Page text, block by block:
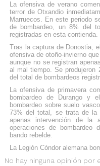
La ofensiva de verano
terror de Otxandio
Marruecos. En este periodo
de bombardeo, un 8% del
registradas en esta contienda.
Tras la captura deDonostia,
ofensiva de otoño-invierno
aunque no se registran
al mal tiempo. Se produjeron
del total de bombardeos
Laofensiva de primavera
bombardeo de Durangoy el
bombardeo sobre suelo
73% del total, se trata de la
apenas intervención de la
operaciones de bombardeo
bando rebelde.
La Legión Cóndor alemana
No hay ninguna opinión por